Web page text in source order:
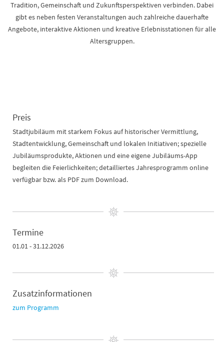
Tradition, Gemeinschaft und Zukunftsperspektiven verbinden. Dabei
gibt es neben festen Veranstaltungen auch zahlreiche dauerhafte
Angebote, interaktive Aktionen und kreative Erlebnisstationen für alle
Altersgruppen.
Preis
Stadtjubiläum mit starkem Fokus auf historischer Vermittlung,
Stadtentwicklung, Gemeinschaft und lokalen Initiativen; spezielle
Jubiläumsprodukte, Aktionen und eine eigene Jubiläums-App
begleiten die Feierlichkeiten; detailliertes Jahresprogramm online
verfügbar bzw. als PDF zum Download.
Termine
01.01 - 31.12.2026
Zusatzinformationen
zum Programm